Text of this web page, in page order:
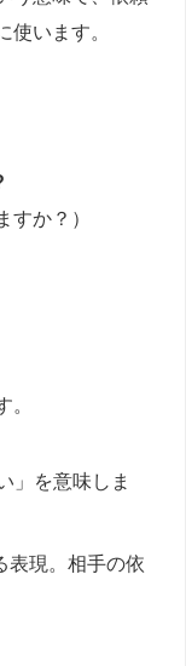
います。
すか？）
。
」を意味しま
表現。相手の依